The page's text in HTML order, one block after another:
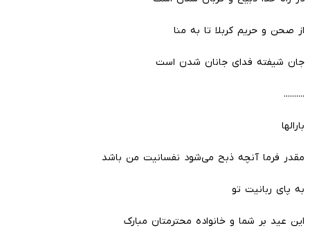
از صحن و حریم کربلا تا به منا
جان شیفته فدای جانان شدن است
..........
بارالها
مقدر فرما آنچه ذبح می‌شود نفسانیت من باشد
به پای ربانیت تو
این عید بر شما و خانواده محترمتان مبارک